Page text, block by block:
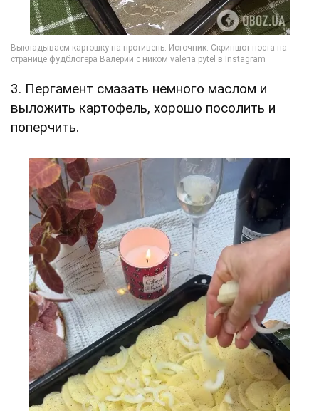
3. Пергамент смазать немного маслом и
выложить картофель, хорошо посолить и
поперчить.